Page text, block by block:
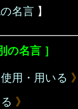
名言 】
の名言 ］
用・用いる
》